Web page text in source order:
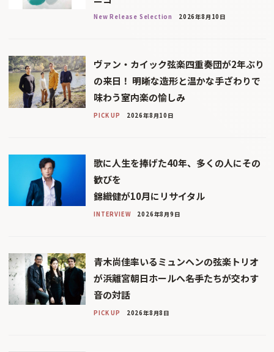
New Release Selection 2026年8月10日
ヴァン・カイック弦楽四重奏団が2年ぶり
の来日！ 明晰な造形と温かな手ざわりで
味わう室内楽の愉しみ
PICK UP 2026年8月10日
歌に人生を捧げた40年、多くの人にその
歓びを
錦織健が10月にリサイタル
INTERVIEW 2026年8月9日
青木尚佳率いるミュンヘンの弦楽トリオ
が浜離宮朝日ホールへ――名手たちが交わす
音の対話
PICK UP 2026年8月8日